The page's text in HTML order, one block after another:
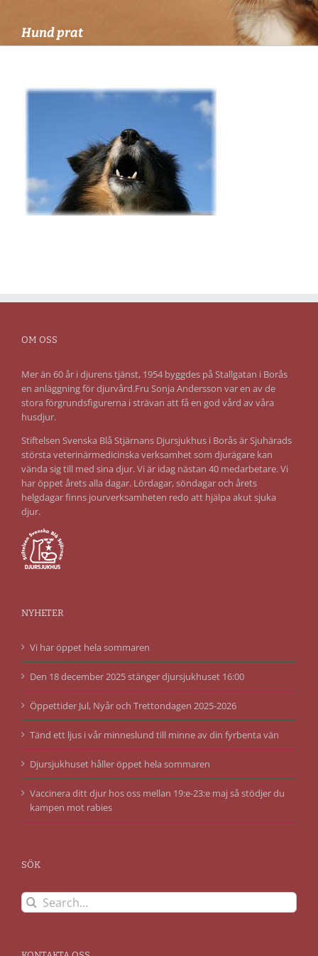
Hund prat
OM OSS
Mer än 60 år i djurens tjänst, 1954 byggdes på Stallgatan i Borås
en anläggning för djurvård.Fru Sonja Andersson var en av de
stora förgrundsfigurerna i strävan att få en god vård av våra
husdjur.
Stiftelsen Svenska Blå Stjärnans Djursjukhus i Borås är Sjuhärads
största veterinärmedicinska verksamhet som djurägare kan
vända sig till med sina djur. Vi är idag nästan 40 medarbetare. Vi
har öppet årets alla dagar. Lördagar, söndagar och årets
helgdagar finns jourverksamheten redo att hjälpa akut sjuka
djur.
NYHETER
Vi har öppet hela sommaren
Den 18 december 2025 stänger djursjukhuset 16:00
Öppettider Jul, Nyår och Trettondagen 2025-2026
Tänd ett ljus i vår minneslund till minne av din fyrbenta vän
Djursjukhuset håller öppet hela sommaren
Vaccinera ditt djur hos oss mellan 19:e-23:e maj så stödjer du
kampen mot rabies
SÖK
Search
for: